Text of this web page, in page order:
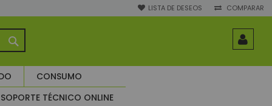
LISTA DE DESEOS COMPARAR
CONSUMO
SOPORTE TÉCNICO ONLINE